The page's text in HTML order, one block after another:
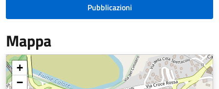
Pubblicazioni
Mappa
+
−